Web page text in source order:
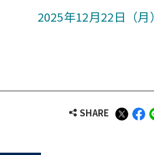
2025年12月22日（月）
SHARE